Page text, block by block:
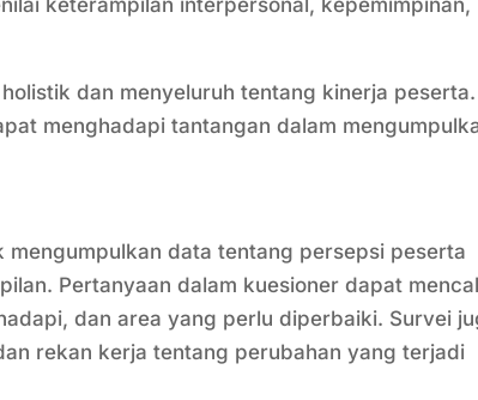
keterampilan interpersonal, kepemimpinan,
dan menyeluruh tentang kinerja peserta.
menghadapi tantangan dalam
data tentang persepsi peserta
Pertanyaan dalam kuesioner dapat
dan area yang perlu diperbaiki. Survei
rekan kerja tentang perubahan yang terjadi